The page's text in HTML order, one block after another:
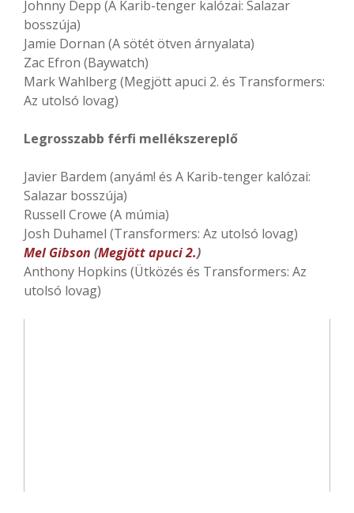
Johnny Depp (A Karib-tenger kalózai: Salazar
bosszúja)
Jamie Dornan (A sötét ötven árnyalata)
Zac Efron (Baywatch)
Mark Wahlberg (Megjött apuci 2. és Transformers:
Az utolsó lovag)
Legrosszabb férfi mellékszereplő
Javier Bardem (anyám! és A Karib-tenger kalózai:
Salazar bosszúja)
Russell Crowe (A múmia)
Josh Duhamel (Transformers: Az utolsó lovag)
Mel Gibson (Megjött apuci 2.)
Anthony Hopkins (Ütközés és Transformers: Az
utolsó lovag)